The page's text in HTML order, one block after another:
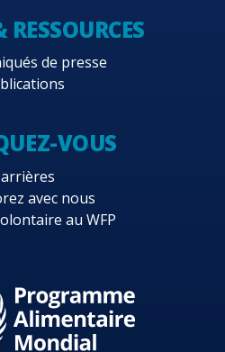
de presse
VOUS
avec nous
au WFP